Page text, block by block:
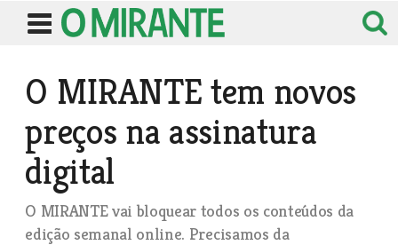
O MIRANTE tem novos
preços na assinatura
digital
O MIRANTE vai bloquear todos os conteúdos da
edição semanal online. Precisamos da